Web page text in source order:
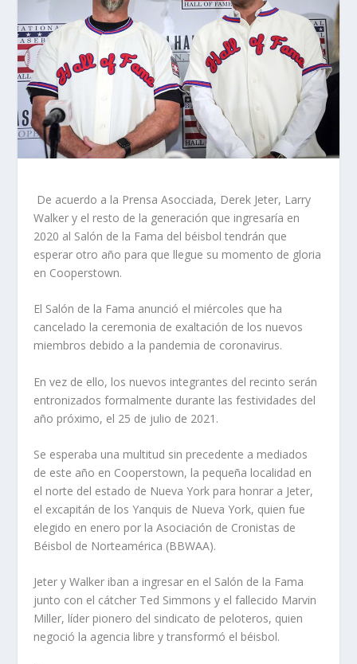
De acuerdo a la Prensa Asocciada, Derek Jeter, Larry
Walker y el resto de la generación que ingresaría en
2020 al Salón de la Fama del béisbol tendrán que
esperar otro año para que llegue su momento de gloria
en Cooperstown.
El Salón de la Fama anunció el miércoles que ha
cancelado la ceremonia de exaltación de los nuevos
miembros debido a la pandemia de coronavirus.
En vez de ello, los nuevos integrantes del recinto serán
entronizados formalmente durante las festividades del
año próximo, el 25 de julio de 2021.
Se esperaba una multitud sin precedente a mediados
de este año en Cooperstown, la pequeña localidad en
el norte del estado de Nueva York para honrar a Jeter,
el excapitán de los Yanquis de Nueva York, quien fue
elegido en enero por la Asociación de Cronistas de
Béisbol de Norteamérica (BBWAA).
Jeter y Walker iban a ingresar en el Salón de la Fama
junto con el cátcher Ted Simmons y el fallecido Marvin
Miller, líder pionero del sindicato de peloteros, quien
negoció la agencia libre y transformó el béisbol.